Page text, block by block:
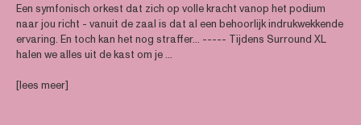
Een symfonisch orkest dat zich op volle kracht vanop het podium
naar jou richt - vanuit de zaal is dat al een behoorlijk indrukwekkende
ervaring. En toch kan het nog straffer... ----- Tijdens Surround XL
halen we alles uit de kast om je ...
[lees meer]